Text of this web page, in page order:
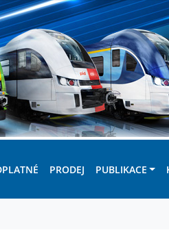
PRODEJ PUBLIKACE